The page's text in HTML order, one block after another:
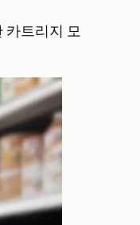
카트리지 모